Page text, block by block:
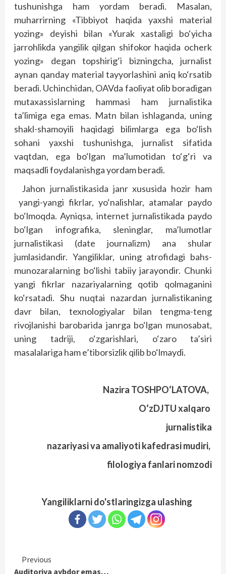
tushunishga ham yordam beradi. Masalan,
muharrirning «Tibbiyot haqida yaxshi material
yozing» deyishi bilan «Yurak xastaligi bo‘yicha
jarrohlikda yangilik qilgan shifokor haqida ocherk
yozing» degan topshirig‘i bizningcha, jurnalist
aynan qanday material tayyorlashini aniq ko‘rsatib
beradi. Uchinchidan, OAVda faoliyat olib boradigan
mutaxassislarning hammasi ham jurnalistika
ta’limiga ega emas. Matn bilan ishlaganda, uning
shakl-shamoyili haqidagi bilimlarga ega bo‘lish
sohani yaxshi tushunishga, jurnalist sifatida
vaqtdan, ega bo‘lgan ma’lumotidan to‘g‘ri va
maqsadli foydalanishga yordam beradi.
Jahon jurnalistikasida janr xususida hozir ham
yangi-yangi fikrlar, yo‘nalishlar, atamalar paydo
bo‘lmoqda. Ayniqsa, internet jurnalistikada paydo
bo‘lgan infografika, sleninglar, ma’lumotlar
jurnalistikasi (date journalizm) ana shular
jumlasidandir. Yangiliklar, uning atrofidagi bahs-
munozaralarning bo‘lishi tabiiy jarayondir. Chunki
yangi fikrlar nazariyalarning qotib qolmaganini
ko‘rsatadi. Shu nuqtai nazardan jurnalistikaning
davr bilan, texnologiyalar bilan tengma-teng
rivojlanishi barobarida janrga bo‘lgan munosabat,
uning tadriji, o‘zgarishlari, o‘zaro ta’siri
masalalariga ham e’tiborsizlik qilib bo‘lmaydi.
Nazira TOSHPO‘LATOVA,
O‘zDJTU xalqaro
jurnalistika
nazariyasi va amaliyoti kafedrasi mudiri,
filologiya fanlari nomzodi
Yangiliklarni do'stlaringizga ulashing
Continue
Previous
Auditoriya aybdor emas…